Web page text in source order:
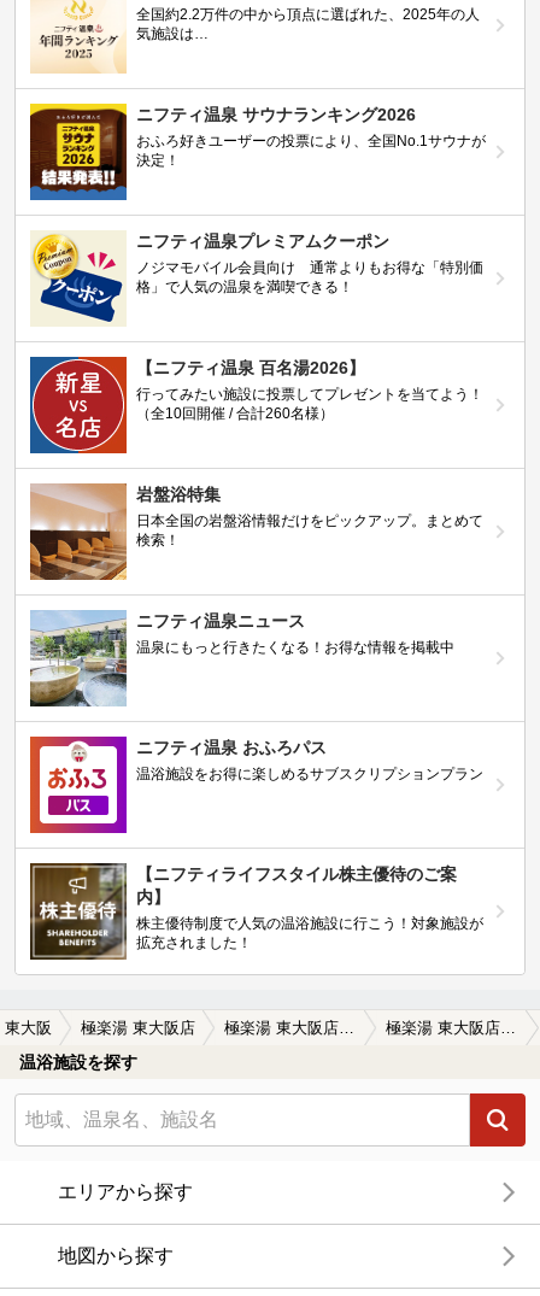
全国約2.2万件の中から頂点に選ばれた、2025年の人
気施設は…
ニフティ温泉 サウナランキング2026
おふろ好きユーザーの投票により、全国No.1サウナが
決定！
ニフティ温泉プレミアムクーポン
ノジマモバイル会員向け 通常よりもお得な「特別価
格」で人気の温泉を満喫できる！
【ニフティ温泉 百名湯2026】
行ってみたい施設に投票してプレゼントを当てよう！
（全10回開催 / 合計260名様）
岩盤浴特集
日本全国の岩盤浴情報だけをピックアップ。まとめて
検索！
ニフティ温泉ニュース
温泉にもっと行きたくなる！お得な情報を掲載中
ニフティ温泉 おふろパス
温浴施設をお得に楽しめるサブスクリプションプラン
【ニフティライフスタイル株主優待のご案
内】
株主優待制度で人気の温浴施設に行こう！対象施設が
拡充されました！
東大阪 極楽湯 東大阪店 極楽湯 東大阪店の口コミ一覧 極楽湯 東大阪店の口コミ 再入浴不可 無料駐車場有り 泉質はナト…
温浴施設を探す
エリアから探す
地図から探す